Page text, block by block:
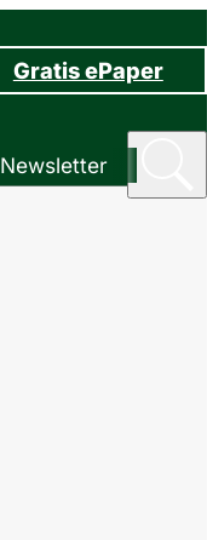
Gratis ePaper
Newsletter